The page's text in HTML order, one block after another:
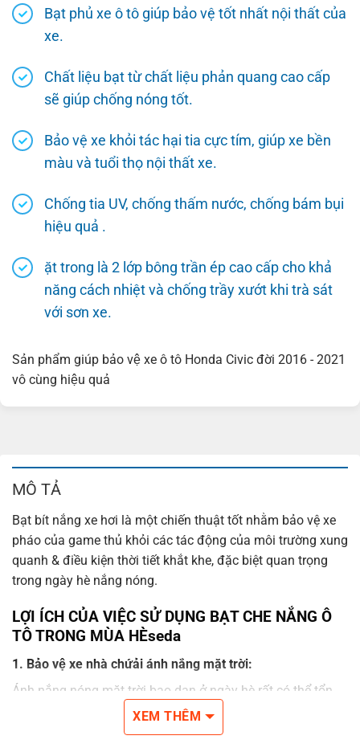
Bạt phủ xe ô tô giúp bảo vệ tốt nhất nội thất của
xe.
Chất liệu bạt từ chất liệu phản quang cao cấp
sẽ giúp chống nóng tốt.
Bảo vệ xe khỏi tác hại tia cực tím, giúp xe bền
màu và tuổi thọ nội thất xe.
Chống tia UV, chống thấm nước, chống bám bụi
hiệu quả .
ặt trong là 2 lớp bông trần ép cao cấp cho khả
năng cách nhiệt và chống trầy xướt khi trà sát
với sơn xe.
Sản phẩm giúp bảo vệ xe ô tô Honda Civic đời 2016 - 2021
vô cùng hiệu quả
MÔ TẢ
Bạt bít nắng xe hơi là một chiến thuật tốt nhằm bảo vệ xe
pháo của game thủ khỏi các tác động của môi trường xung
quanh & điều kiện thời tiết khắt khe, đặc biệt quan trọng
trong ngày hè nắng nóng.
LỢI ÍCH CỦA VIỆC SỬ DỤNG BẠT CHE NẮNG Ô
TÔ TRONG MÙA HÈseda
1. Bảo vệ xe nhà chứải ánh nắng mặt trời:
Ánh nắng nóng mặt trời bạo dạn ở ngày hè rất có thể tổn
hại cho bề mặt của xe, làm mất color tô & làm giảm ngay
XEM THÊM